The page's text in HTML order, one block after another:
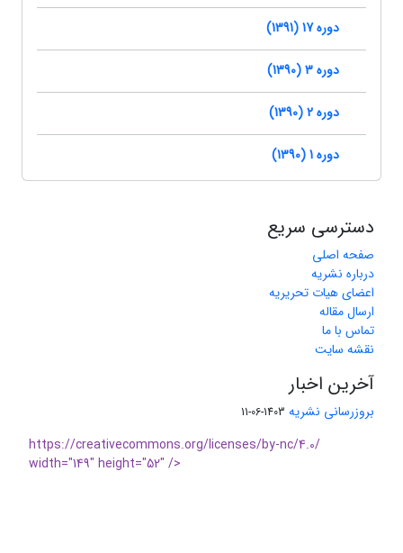
دوره 17 (1391)
دوره 3 (1390)
دوره 2 (1390)
دوره 1 (1390)
دسترسی سریع
صفحه اصلی
درباره نشریه
اعضای هیات تحریریه
ارسال مقاله
تماس با ما
نقشه سایت
آخرین اخبار
بروزرسانی نشریه 1403-06-11
https://creativecommons.org/licenses/by-nc/4.0/
width="149" height="52" />